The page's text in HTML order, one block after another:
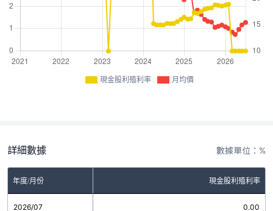
現金股利殖利率 月均價
詳細數據 數據單位：%
年度/月份 現金股利殖利率
2026/07 0.00